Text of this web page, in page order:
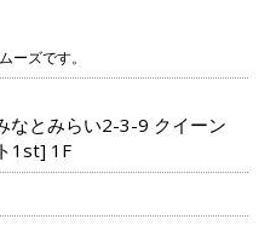
ーズです。
なとみらい2-3-9 クイーン
1st] 1F